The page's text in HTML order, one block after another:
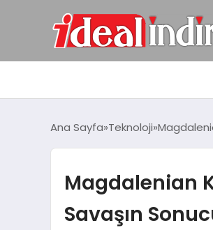
Ana Sayfa Teknoloji
Magdalenian
Savaşın